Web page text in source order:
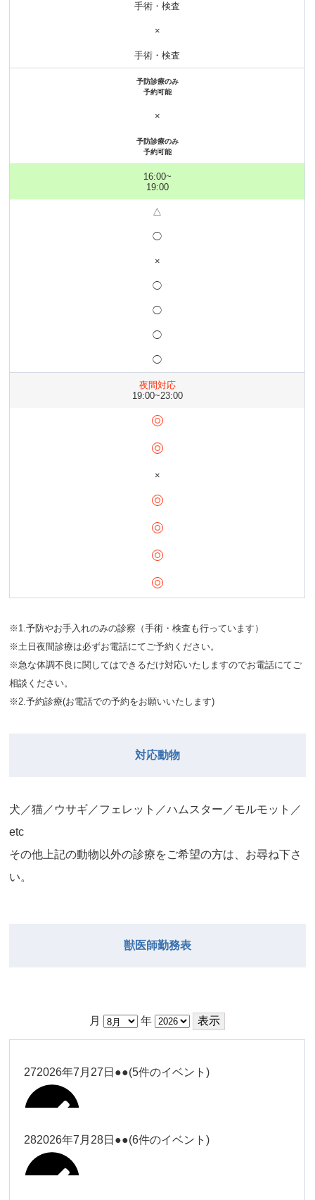
手術・検査
×
手術・検査
予防診療のみ
予約可能
×
予防診療のみ
予約可能
16:00~
19:00
△
◯
×
◯
◯
◯
◯
夜間対応
19:00~23:00
×
※1.予防やお手入れのみの診察（手術・検査も行っています）
※土日夜間診療は必ずお電話にてご予約ください。
※急な体調不良に関してはできるだけ対応いたしますのでお電話にてご
相談ください。
※2.予約診療(お電話での予約をお願いいたします)
対応動物
⽝／猫／ウサギ／フェレット／ハムスター／モルモット／
etc
その他上記の動物以外の診療をご希望の⽅は、お尋ね下さ
い。
獣医師勤務表
月 年
272026年7月27日 ●●(5件のイベント)
大西
282026年7月28日 ●●(6件のイベント)